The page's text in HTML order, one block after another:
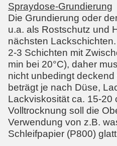
Spraydose-Grundierung
Die Grundierung oder
u.a. als Rostschutz und
nächsten
2-3 Schichten mit
min bei 20°C), daher
nicht unbedingt
beträgt je nach Düse,
Lackviskosität ca. 15-20
Volltrocknung soll die
Verwendung von z.B.
Schleifpapier (P800)